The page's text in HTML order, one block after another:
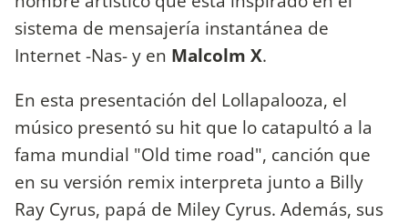
sistema de mensajería instantánea de
Internet -Nas- y en Malcolm X.
En esta presentación del Lollapalooza, el
músico presentó su hit que lo catapultó a la
fama mundial "Old time road", canción que
en su versión remix interpreta junto a Billy
Ray Cyrus, papá de Miley Cyrus. Además, sus